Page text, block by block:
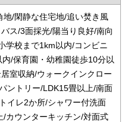
/閑静な住宅地/追い焚き風
ス/3面採光/陽当り良好/南向
学校まで1km以内/コンビニ
/保育園・幼稚園徒歩10分以
室収納/ウォークインクロー
ントリー/LDK15畳以上/南面
イレ2か所/シャワー付洗面
カウンターキッチン/対面式